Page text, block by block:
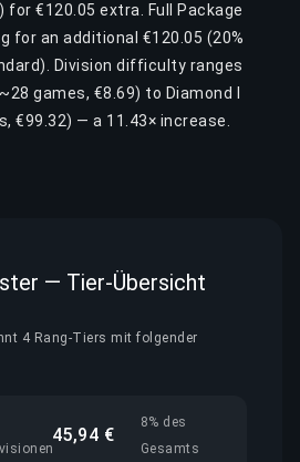
for €120.05 extra. Full Package
for an additional €120.05 (20%
Division difficulty ranges
games, €8.69) to Diamond I
€99.32) — a 11.43× increase.
— Tier-Übersicht
4 Rang-Tiers mit folgender
45,94 €
8% des
Gesamts